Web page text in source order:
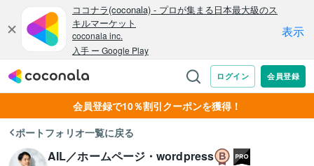
会員登録で10％割引クーポンを獲得！
ポートフォリオ一覧に戻る
AIL／ホームページ・wordpress